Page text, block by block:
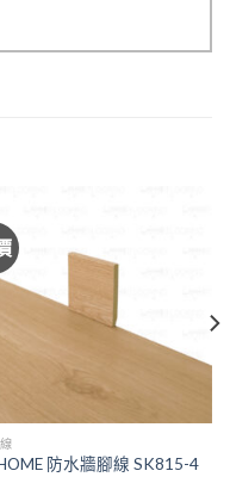
防水牆腳線 SK815-4